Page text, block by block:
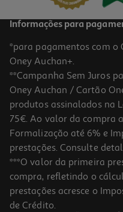
Pensos Hansaplast Med
2.04 €/un
10,19 €
Informações para
*para pagamentos com o
Oney Auchan+.
**Campanha Sem Juros
Oney Auchan / Cartão
produtos assinalados na
75€. Ao valor da compra
Formalização até 6% e
prestações. Consulte
***O valor da primeira
compra, refletindo o
prestações acresce o
de Crédito.